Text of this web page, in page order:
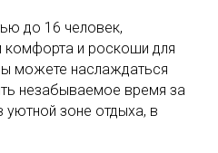
до 16 человек,
комфорта и роскоши для
можете наслаждаться
незабываемое время за
зоне отдыха, в